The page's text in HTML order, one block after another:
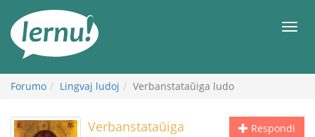
enhavo
Forumo Lingvaj ludoj Verbanstataŭiga ludo
Respondi
Verbanstataŭiga